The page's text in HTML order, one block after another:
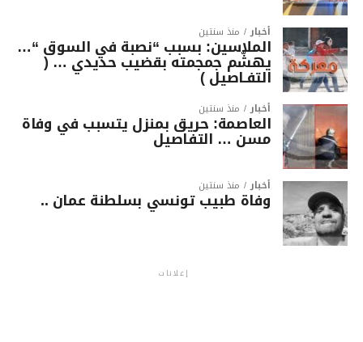
أخبار منذ سنتين
الملاسين: بسبب “نصبة في السوق “…
يهشّم جمجمته بقضيب حديدي … (
التفـاصيل )
أخبار منذ سنتين
العاصمة: حريق بمنزل يتسبب في وفاة
مسن … التفاصيل
أخبار منذ سنتين
وفاة طبيب تونسي بسلطنة عمان ..
إعلانات